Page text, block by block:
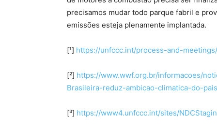
precisamos mudar todo parque fabril e
emissões esteja plenamente implantada.
[¹] https://unfccc.int/process-and-
[²] https://www.wwf.org.br/informacoes/
Brasileira-reduz-ambicao-climatica-do-
[³] https://www4.unfccc.int/sites/